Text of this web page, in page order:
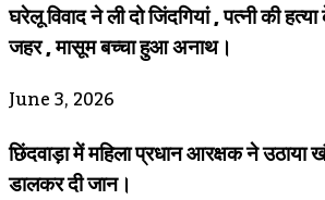
घरेलू विवाद ने ली दो जिंदगियां , पत्नी की
जहर , मासूम बच्चा हुआ अनाथ।
June 3, 2026
छिंदवाड़ा में महिला प्रधान आरक्षक ने
डालकर दी जान।